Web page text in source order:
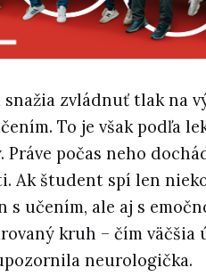
zvládnuť tlak na
To je však podľa
Práve počas neho
Ak študent spí len
s učením, ale aj s
kruh – čím väčšia
neurologička.